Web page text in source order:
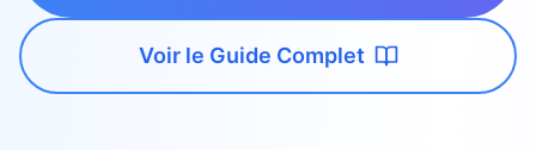
Voir le Guide Complet